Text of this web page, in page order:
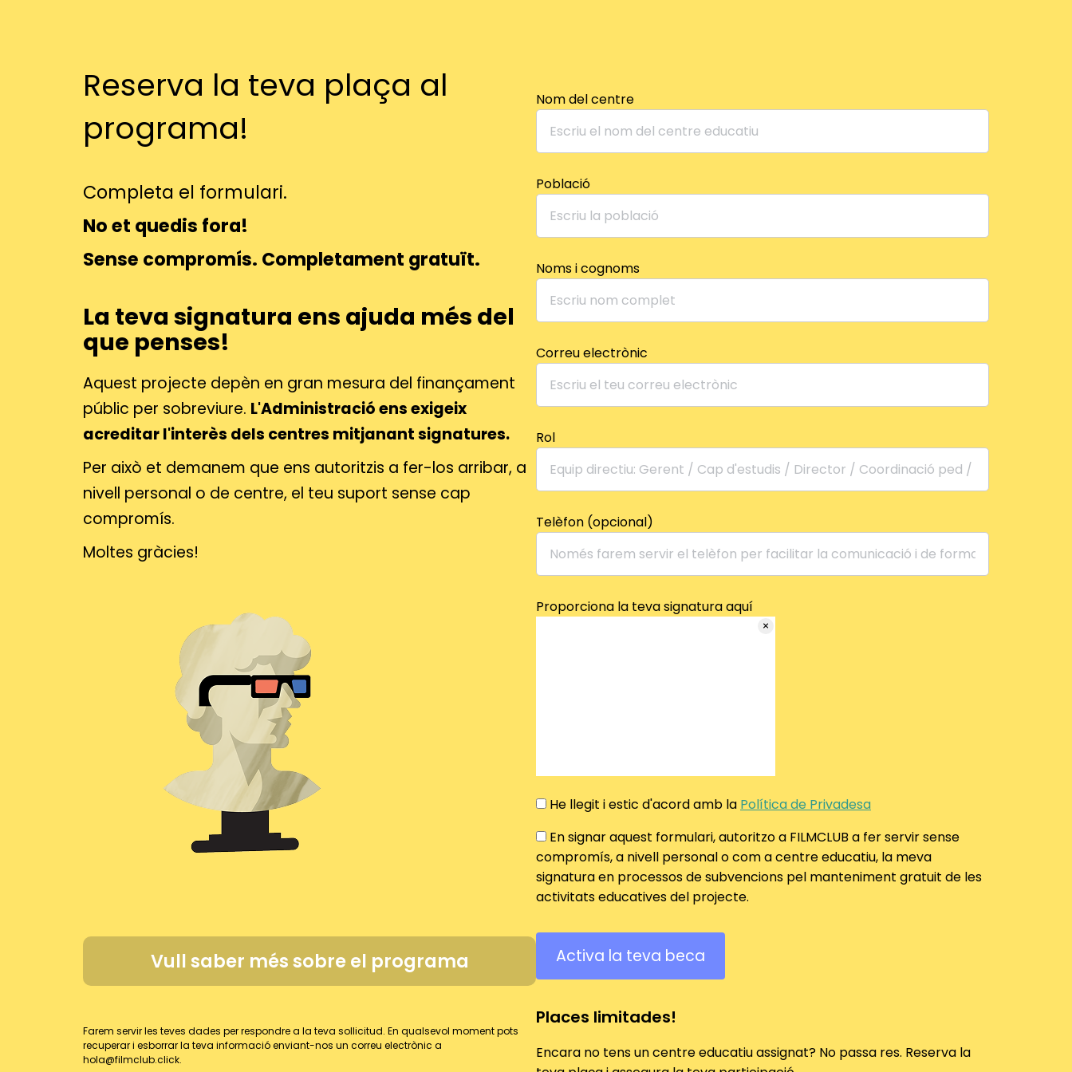
Reserva la teva plaça al
programa!
Completa el formulari.
No et quedis fora!
Sense compromís. Completament gratuït.
La teva signatura ens ajuda més del
que penses!
Aquest projecte depèn en gran mesura del finançament
públic per sobreviure. L'Administració ens exigeix
acreditar l'interès dels centres mitjanant signatures.
Per això et demanem que ens autoritzis a fer-los arribar, a
nivell personal o de centre, el teu suport sense cap
compromís.
Moltes gràcies!
Vull saber més sobre el programa
Farem servir les teves dades per respondre a la teva sollicitud. En qualsevol moment pots
recuperar i esborrar la teva informació enviant-nos un correu electrònic a
hola@filmclub.click.
Nom del centre
Població
Noms i cognoms
Correu electrònic
Rol
Telèfon (opcional)
Proporciona la teva signatura aquí
He llegit i estic d'acord amb la Política de Privadesa
En signar aquest formulari, autoritzo a FILMCLUB a fer servir sense
compromís, a nivell personal o com a centre educatiu, la meva
signatura en processos de subvencions pel manteniment gratuit de les
activitats educatives del projecte.
Places limitades!
Encara no tens un centre educatiu assignat? No passa res. Reserva la